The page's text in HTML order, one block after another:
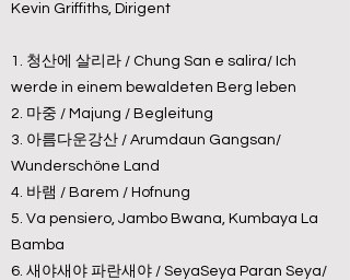
Kevin Griffiths, Dirigent
1. 청산에 살리라 / Chung San e salira/ Ich
werde in einem bewaldeten Berg leben
2. 마중 / Majung / Begleitung
3. 아름다운강산 / Arumdaun Gangsan/
Wunderschöne Land
4. 바램 / Barem / Hofnung
5. Va pensiero, Jambo Bwana, Kumbaya La
Bamba
6. 새야새야 파란새야 / SeyaSeya Paran Seya/